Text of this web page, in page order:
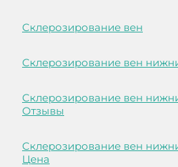
Склерозирование вен
Склерозирование вен
Склерозирование вен
Отзывы
Склерозирование вен
Цена